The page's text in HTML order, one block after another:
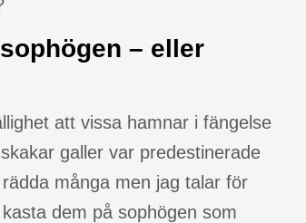
– eller
att vissa hamnar i fängelse
galler var predestinerade
många men jag talar för
dem på sophögen som